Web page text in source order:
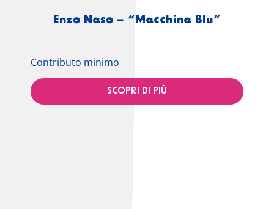
Enzo Naso – “Macchina Blu”
Contributo minimo
SCOPRI DI PIÙ